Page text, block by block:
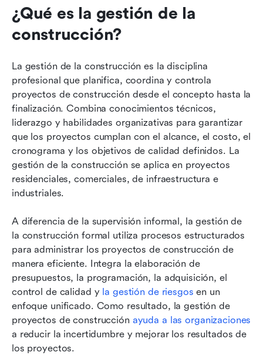
¿Qué es la gestión de la
construcción?
La gestión de la construcción es la disciplina
profesional que planifica, coordina y controla
proyectos de construcción desde el concepto hasta la
finalización. Combina conocimientos técnicos,
liderazgo y habilidades organizativas para garantizar
que los proyectos cumplan con el alcance, el costo, el
cronograma y los objetivos de calidad definidos. La
gestión de la construcción se aplica en proyectos
residenciales, comerciales, de infraestructura e
industriales.
A diferencia de la supervisión informal, la gestión de
la construcción formal utiliza procesos estructurados
para administrar los proyectos de construcción de
manera eficiente. Integra la elaboración de
presupuestos, la programación, la adquisición, el
control de calidad y la gestión de riesgos en un
enfoque unificado. Como resultado, la gestión de
proyectos de construcción ayuda a las organizaciones
a reducir la incertidumbre y mejorar los resultados de
los proyectos.